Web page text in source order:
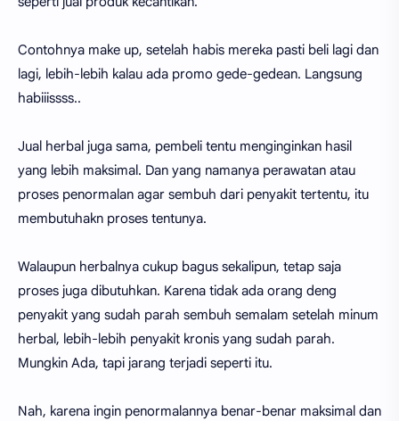
Contohnya make up, setelah habis mereka pasti beli lagi dan
lagi, lebih-lebih kalau ada promo gede-gedean. Langsung
habiiissss..
Jual herbal juga sama, pembeli tentu menginginkan hasil
yang lebih maksimal. Dan yang namanya perawatan atau
proses penormalan agar sembuh dari penyakit tertentu, itu
membutuhakn proses tentunya.
Walaupun herbalnya cukup bagus sekalipun, tetap saja
proses juga dibutuhkan. Karena tidak ada orang deng
penyakit yang sudah parah sembuh semalam setelah minum
herbal, lebih-lebih penyakit kronis yang sudah parah.
Mungkin Ada, tapi jarang terjadi seperti itu.
Nah, karena ingin penormalannya benar-benar maksimal dan